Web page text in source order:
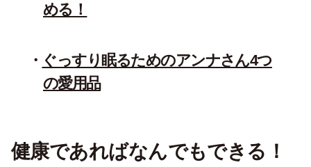
める！
ぐっすり眠るためのアンナさん4つ
の愛用品
健康であればなんでもできる！